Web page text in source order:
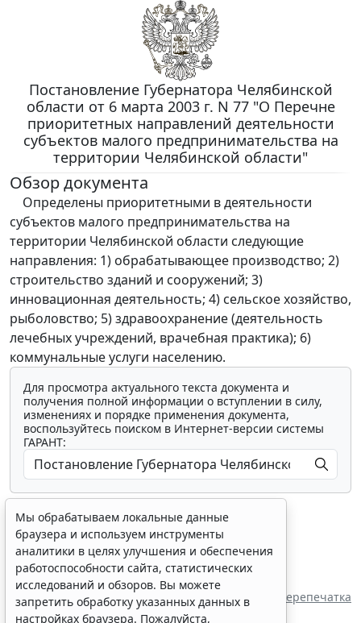
Постановление Губернатора Челябинской
области от 6 марта 2003 г. N 77 "О Перечне
приоритетных направлений деятельности
субъектов малого предпринимательства на
территории Челябинской области"
Обзор документа
Определены приоритетными в деятельности
субъектов малого предпринимательства на
территории Челябинской области следующие
направления: 1) обрабатывающее производство; 2)
строительство зданий и сооружений; 3)
инновационная деятельность; 4) сельское хозяйство,
рыболовство; 5) здравоохранение (деятельность
лечебных учреждений, врачебная практика); 6)
коммунальные услуги населению.
Для просмотра актуального текста документа и
получения полной информации о вступлении в силу,
изменениях и порядке применения документа,
воспользуйтесь поиском в Интернет-версии системы
ГАРАНТ:
Показать все материалы
Перепечатка
Мы обрабатываем локальные данные
браузера и используем инструменты
аналитики в целях улучшения и обеспечения
работоспособности сайта, статистических
исследований и обзоров. Вы можете
запретить обработку указанных данных в
настройках браузера. Пожалуйста,